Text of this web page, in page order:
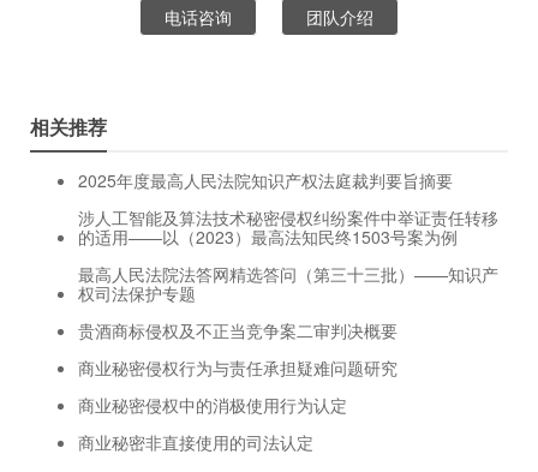
电话咨询 团队介绍
相关推荐
2025年度最高人民法院知识产权法庭裁判要旨摘要
涉人工智能及算法技术秘密侵权纠纷案件中举证责任转移
的适用——以（2023）最高法知民终1503号案为例
最高人民法院法答网精选答问（第三十三批）——知识产
权司法保护专题
贵酒商标侵权及不正当竞争案二审判决概要
商业秘密侵权行为与责任承担疑难问题研究
商业秘密侵权中的消极使用行为认定
商业秘密非直接使用的司法认定